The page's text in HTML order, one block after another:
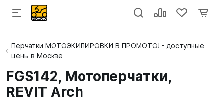
Перчатки МОТОЭКИПИРОВКИ В ПРОМОТО! - доступные
цены в Москве
FGS142, Мотоперчатки,
REVIT Arch